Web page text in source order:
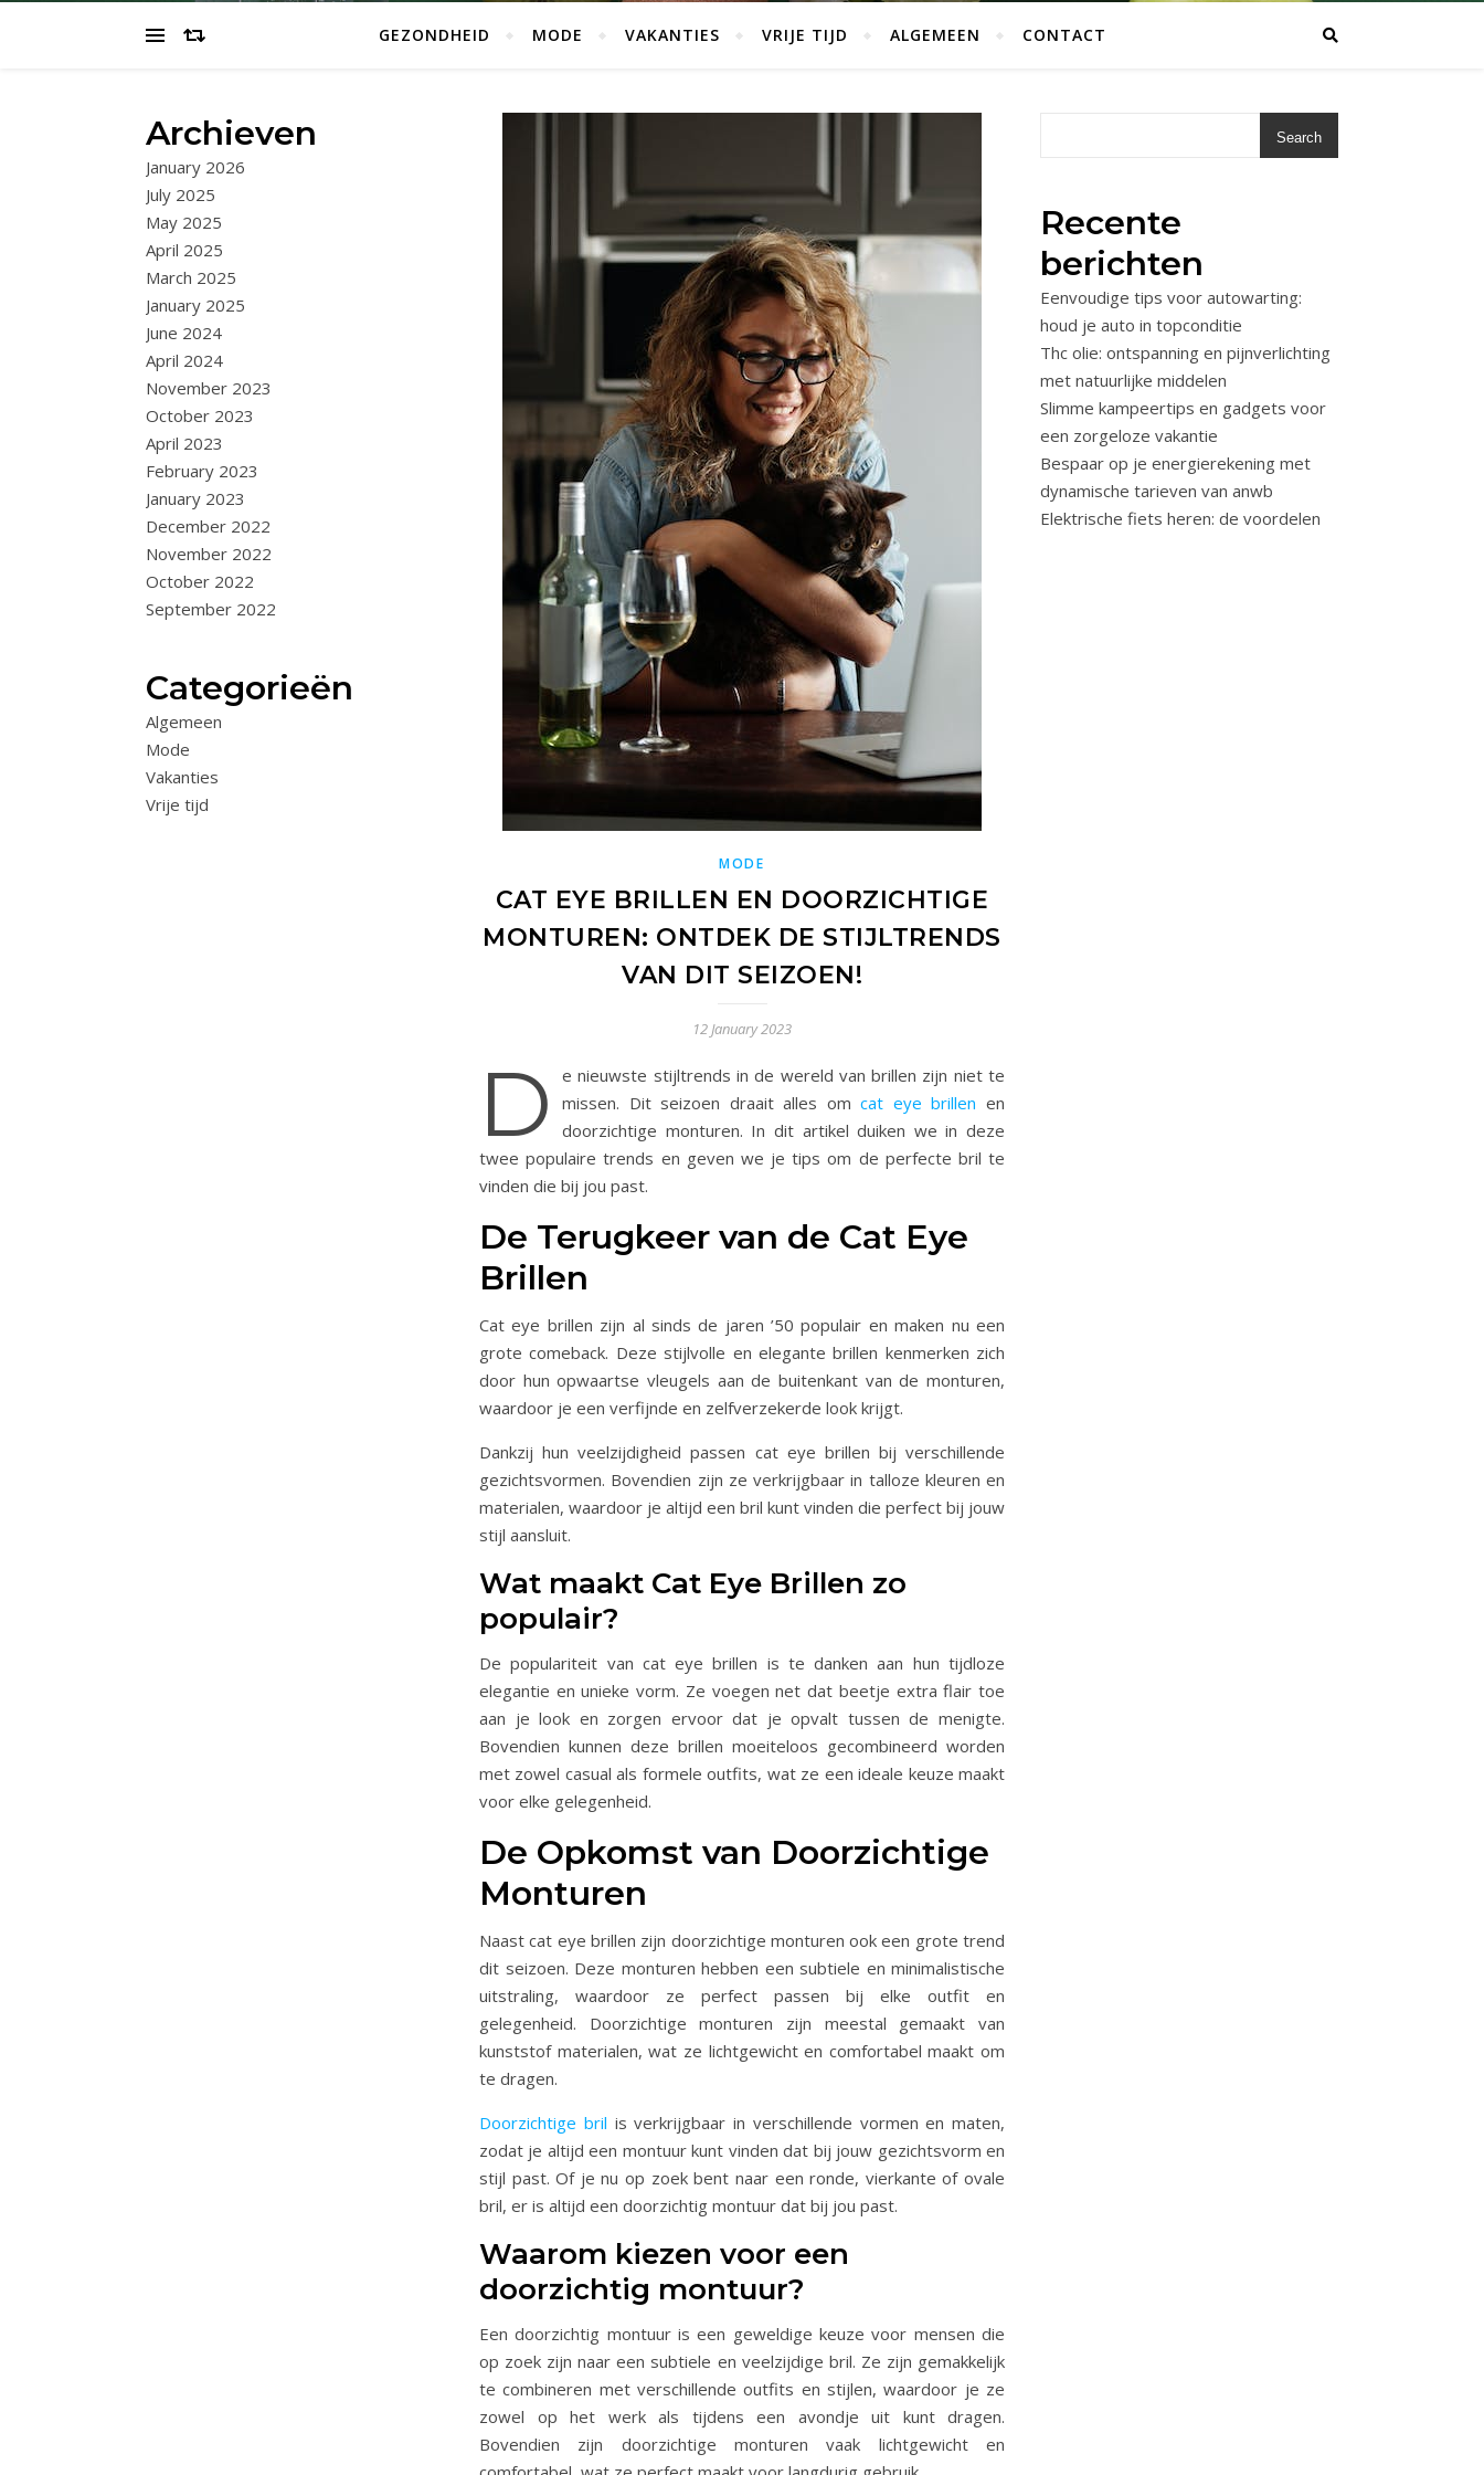
GEZONDHEID MODE VAKANTIES VRIJE TIJD ALGEMEEN CONTACT
Archieven
January 2026
July 2025
May 2025
April 2025
March 2025
January 2025
June 2024
April 2024
November 2023
October 2023
April 2023
February 2023
January 2023
December 2022
November 2022
October 2022
September 2022
Categorieën
Algemeen
Mode
Vakanties
Vrije tijd
MODE
CAT EYE BRILLEN EN DOORZICHTIGE
MONTUREN: ONTDEK DE STIJLTRENDS
VAN DIT SEIZOEN!
12 January 2023
D
e nieuwste stijltrends in de wereld van brillen zijn niet te
missen. Dit seizoen draait alles omcat eye brillen en
doorzichtige monturen. In dit artikel duiken we in deze
twee populaire trends en geven we je tips om de perfecte bril te
vinden die bij jou past.
De Terugkeer van de Cat Eye
Brillen
Cat eye brillen zijn al sinds de jaren ’50 populair en maken nu een
grote comeback. Deze stijlvolle en elegante brillen kenmerken zich
door hun opwaartse vleugels aan de buitenkant van de monturen,
waardoor je een verfijnde en zelfverzekerde look krijgt.
Dankzij hun veelzijdigheid passen cat eye brillen bij verschillende
gezichtsvormen. Bovendien zijn ze verkrijgbaar in talloze kleuren en
materialen, waardoor je altijd een bril kunt vinden die perfect bij jouw
stijl aansluit.
Wat maakt Cat Eye Brillen zo
populair?
De populariteit van cat eye brillen is te danken aan hun tijdloze
elegantie en unieke vorm. Ze voegen net dat beetje extra flair toe
aan je look en zorgen ervoor dat je opvalt tussen de menigte.
Bovendien kunnen deze brillen moeiteloos gecombineerd worden
met zowel casual als formele outfits, wat ze een ideale keuze maakt
voor elke gelegenheid.
De Opkomst van Doorzichtige
Monturen
Naast cat eye brillen zijn doorzichtige monturen ook een grote trend
dit seizoen. Deze monturen hebben een subtiele en minimalistische
uitstraling, waardoor ze perfect passen bij elke outfit en
gelegenheid. Doorzichtige monturen zijn meestal gemaakt van
kunststof materialen, wat ze lichtgewicht en comfortabel maakt om
te dragen.
Doorzichtige bril is verkrijgbaar in verschillende vormen en maten,
zodat je altijd een montuur kunt vinden dat bij jouw gezichtsvorm en
stijl past. Of je nu op zoek bent naar een ronde, vierkante of ovale
bril, er is altijd een doorzichtig montuur dat bij jou past.
Waarom kiezen voor een
doorzichtig montuur?
Een doorzichtig montuur is een geweldige keuze voor mensen die
op zoek zijn naar een subtiele en veelzijdige bril. Ze zijn gemakkelijk
te combineren met verschillende outfits en stijlen, waardoor je ze
zowel op het werk als tijdens een avondje uit kunt dragen.
Bovendien zijn doorzichtige monturen vaak lichtgewicht en
Search
Recente
berichten
Eenvoudige tips voor autowarting:
houd je auto in topconditie
Thc olie: ontspanning en pijnverlichting
met natuurlijke middelen
Slimme kampeertips en gadgets voor
een zorgeloze vakantie
Bespaar op je energierekening met
dynamische tarieven van anwb
Elektrische fiets heren: de voordelen